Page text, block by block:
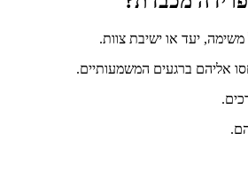
יעד או ישיבת צוות.
אליהם ברגעים המשמעותיים.